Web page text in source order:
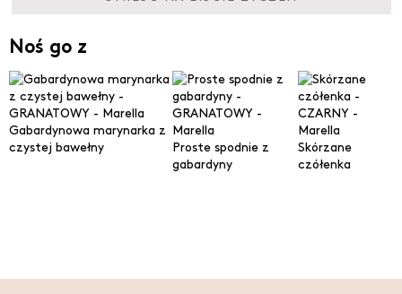
Noś go z
Gabardynowa marynarka z
czystej bawełny
Proste spodnie z
gabardyny
Skórzane
czółenka